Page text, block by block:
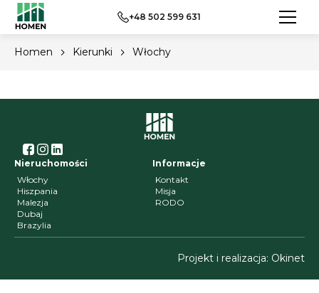
+48 502 599 631
Włochy
Homen Kierunki Włochy
Nieruchomości
Włochy
Hiszpania
Malezja
Dubaj
Brazylia
Informacje
Kontakt
Misja
RODO
Projekt i realizacja: Okinet